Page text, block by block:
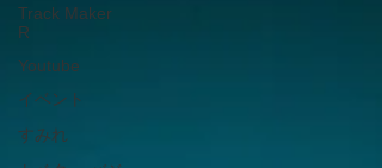
Track Maker
R
Youtube
イベント
すみれ